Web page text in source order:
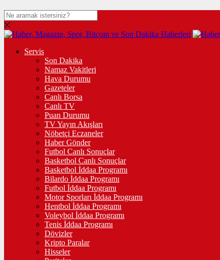
Servis
Son Dakika
Namaz Vakitleri
Hava Durumu
Gazeteler
Canlı Borsa
Canlı TV
Puan Durumu
TV Yayın Akışları
Nöbetçi Eczaneler
Haber Gönder
Futbol Canlı Sonuçlar
Basketbol Canlı Sonuçlar
Basketbol İddaa Programı
Bilardo İddaa Programı
Futbol İddaa Programı
Motor Sporları İddaa Programı
Hentbol İddaa Programı
Voleybol İddaa Programı
Tenis İddaa Programı
Dövizler
Kripto Paralar
Hisseler